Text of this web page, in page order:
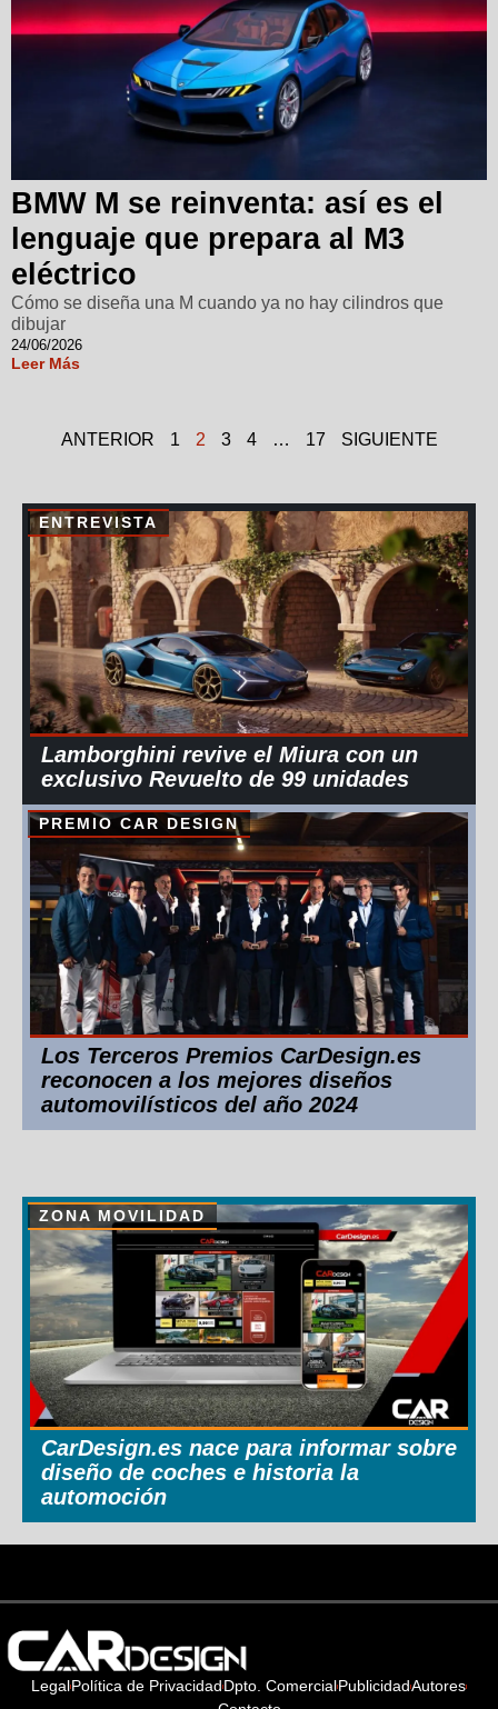
BMW M se reinventa: así es el
lenguaje que prepara al M3
eléctrico
Cómo se diseña una M cuando ya no hay cilindros que
dibujar
24/06/2026
Leer Más
ANTERIOR 1 2 3 4 … 17 SIGUIENTE
ENTREVISTA
Lamborghini revive el Miura con un
exclusivo Revuelto de 99 unidades
PREMIO CAR DESIGN
Los Terceros Premios CarDesign.es
reconocen a los mejores diseños
automovilísticos del año 2024
ZONA MOVILIDAD
CarDesign.es nace para informar sobre
diseño de coches e historia la
automoción
LegalPolítica de PrivacidadDpto. ComercialPublicidadAutores